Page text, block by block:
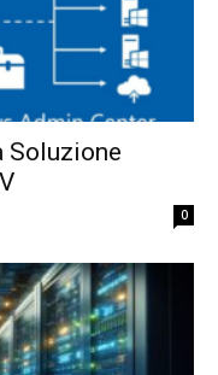
Soluzione
0